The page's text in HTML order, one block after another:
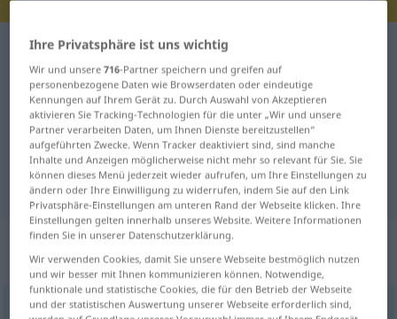
Deutsch-Rumänisch Wörterbuch
Deutsch-Rumänisch Übersetzung
für "harmonisch"
"harmonisch" Rumänisch
Übersetzung
„harmonisch“: Adjektiv,
Eigenschaftswort
harmonischadj
Ihre Privatsphäre ist uns wichtig
Wir und unsere716-Partner speichern und greifen auf
personenbezogene Daten wie Browserdaten oder eindeutige
Kennungen auf Ihrem Gerät zu. Durch Auswahl von Akzeptieren
aktivieren Sie Tracking-Technologien für die unter „Wir und unsere
Partner verarbeiten Daten, um Ihnen Dienste bereitzustellen“
aufgeführten Zwecke. Wenn Tracker deaktiviert sind, sind manche
Inhalte und Anzeigen möglicherweise nicht mehr so relevant für Sie. Sie
können dieses Menü jederzeit wieder aufrufen, um Ihre Einstellungen zu
ändern oder Ihre Einwilligung zu widerrufen, indem Sie auf den Link
Privatsphäre-Einstellungen am unteren Rand der Webseite klicken. Ihre
Einstellungen gelten innerhalb unseres Website. Weitere Informationen
finden Sie in unserer Datenschutzerklärung.
Wir verwenden Cookies, damit Sie unsere Webseite bestmöglich nutzen
und wir besser mit Ihnen kommunizieren können. Notwendige,
funktionale und statistische Cookies, die für den Betrieb der Webseite
und der statistischen Auswertung unserer Webseite erforderlich sind,